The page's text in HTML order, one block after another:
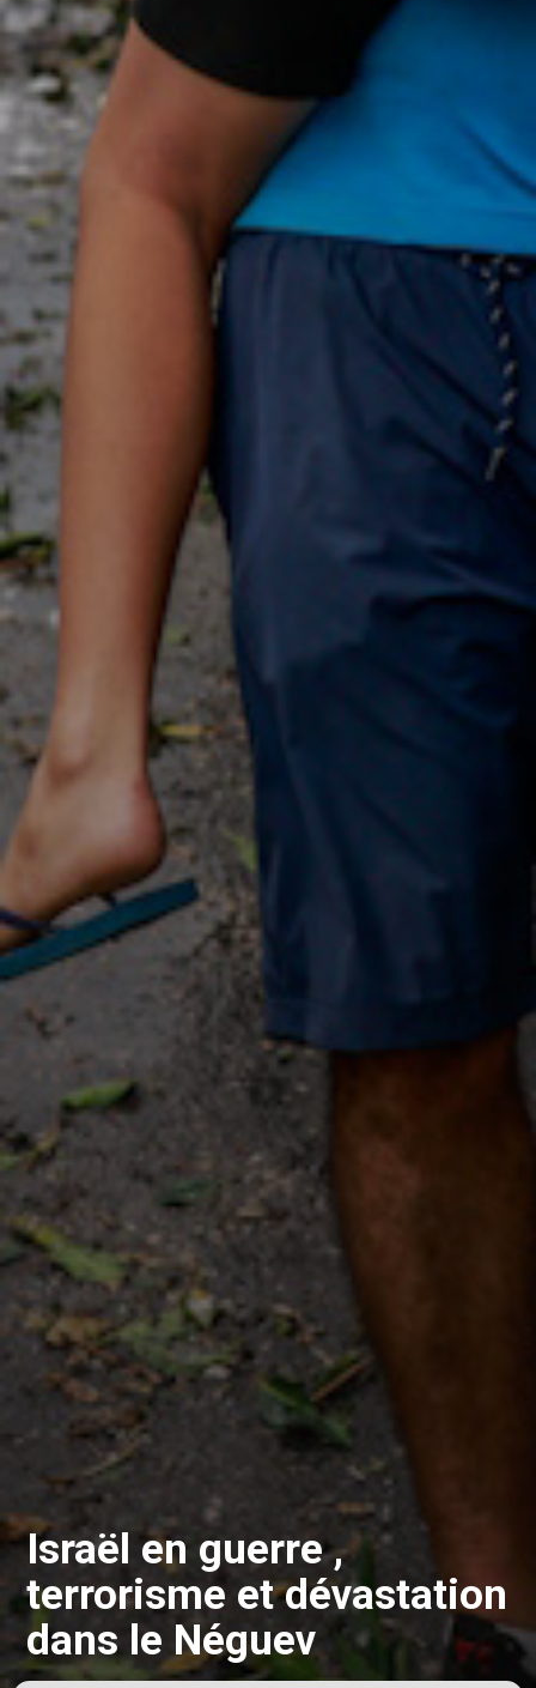
Israël en guerre ,
terrorisme et dévastation
dans le Néguev